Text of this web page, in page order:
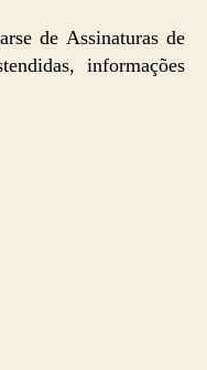
de Assinaturas de
informações